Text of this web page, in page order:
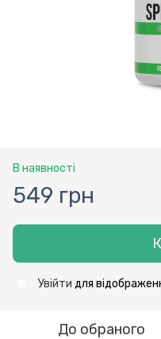
В наявності
549 грн
Увійти для
До обраного